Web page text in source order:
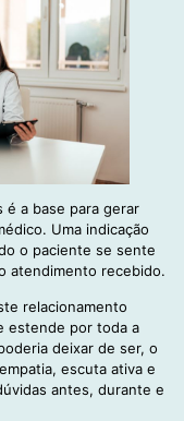
é a base para gerar
Uma indicação
o paciente se sente
atendimento recebido.
relacionamento
estende por toda a
deixar de ser, o
escuta ativa e
antes, durante e